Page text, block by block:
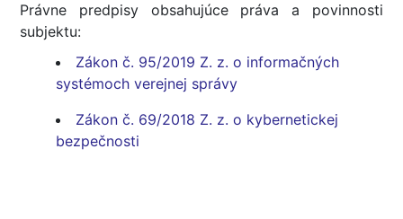
Právne predpisy obsahujúce práva a povinnosti
subjektu:
Zákon č. 95/2019 Z. z. o informačných
systémoch verejnej správy
Zákon č. 69/2018 Z. z. o kybernetickej
bezpečnosti